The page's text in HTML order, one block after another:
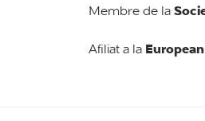
Membre de la
Afiliat a la